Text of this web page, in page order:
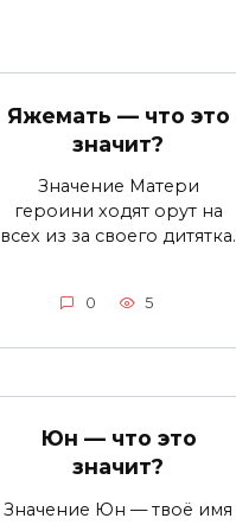
Яжемать — что это
значит?
Значение Матери
героини ходят орут на
всех из за своего дитятка.
0 5
Юн — что это
значит?
Значение Юн — твоё имя